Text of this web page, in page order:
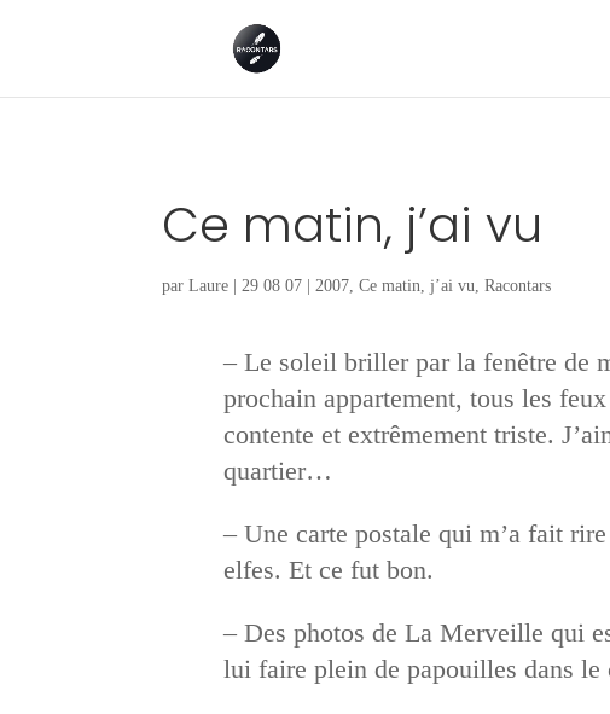
Ce matin, j’ai vu
parLaure | 29 08 07 | 2007 ,Ce matin, j’ai vu ,Racontars
– Le soleil briller par la fenêtre de
prochain appartement, tous les
contente et extrêmement triste.
quartier…
– Une carte postale qui m’a fait
elfes. Et ce fut bon.
– Des photos de La Merveille qui
lui faire plein de papouilles dans